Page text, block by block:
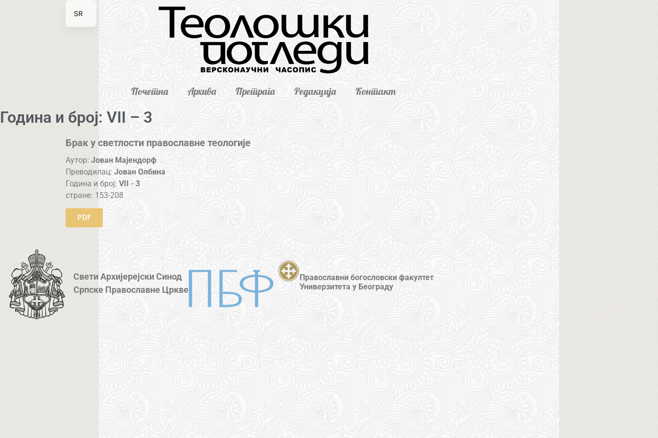
Почетна Архива Претрага Редакција Контакт
Година и број: VII – 3
Брак у светлости православне теологије
Аутор: Јован Мајендорф
Преводилац: Јован Олбина
Година и број:VII - 3
стране: 153-208
PDF
Свети Архијерејски Синод
Српске Православне Цркве
Православни богословски факултет
Универзитета у Београду
SR
EN